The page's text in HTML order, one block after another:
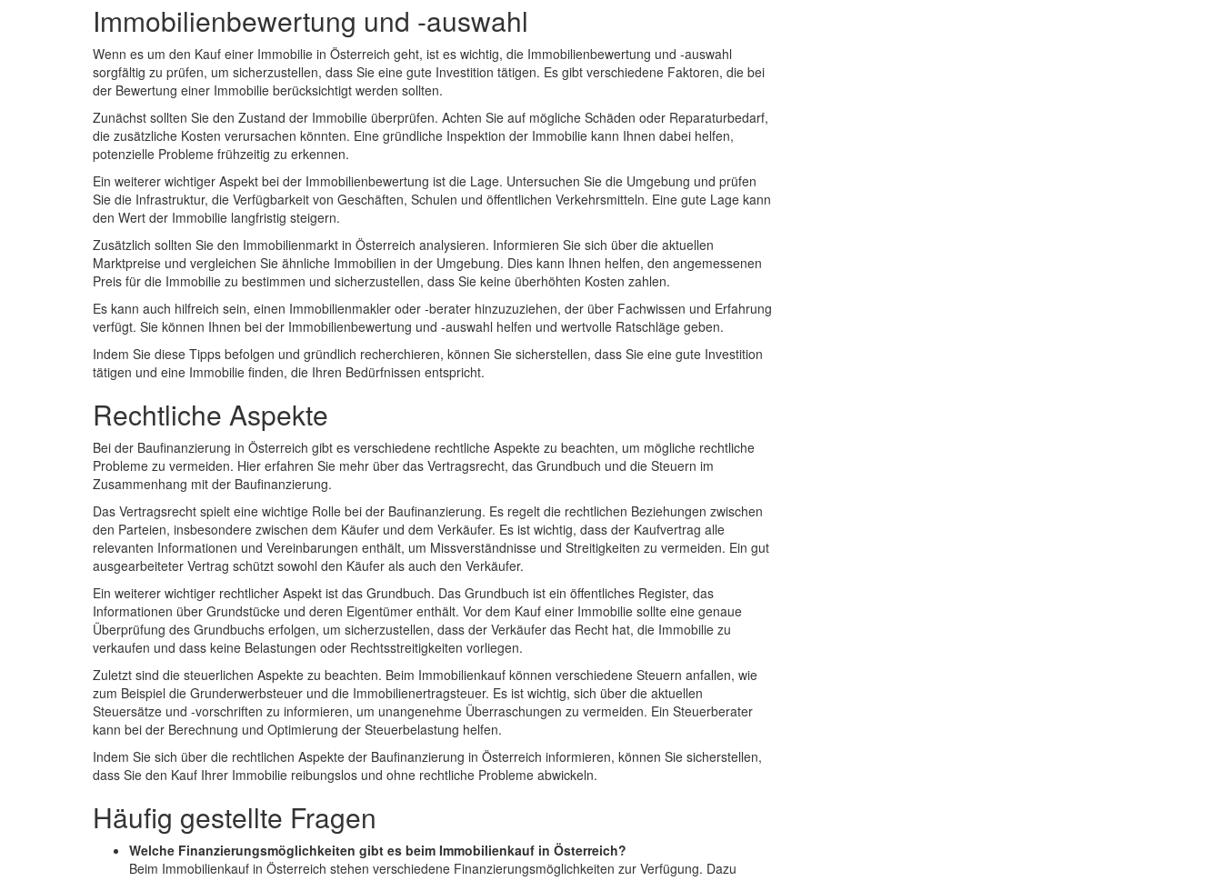
Immobilienbewertung und -auswahl
Wenn es um den Kauf einer Immobilie in Österreich geht, ist es wichtig, die Immobilienbewertung und -auswahl
sorgfältig zu prüfen, um sicherzustellen, dass Sie eine gute Investition tätigen. Es gibt verschiedene Faktoren, die bei
der Bewertung einer Immobilie berücksichtigt werden sollten.
Zunächst sollten Sie den Zustand der Immobilie überprüfen. Achten Sie auf mögliche Schäden oder Reparaturbedarf,
die zusätzliche Kosten verursachen könnten. Eine gründliche Inspektion der Immobilie kann Ihnen dabei helfen,
potenzielle Probleme frühzeitig zu erkennen.
Ein weiterer wichtiger Aspekt bei der Immobilienbewertung ist die Lage. Untersuchen Sie die Umgebung und prüfen
Sie die Infrastruktur, die Verfügbarkeit von Geschäften, Schulen und öffentlichen Verkehrsmitteln. Eine gute Lage kann
den Wert der Immobilie langfristig steigern.
Zusätzlich sollten Sie den Immobilienmarkt in Österreich analysieren. Informieren Sie sich über die aktuellen
Marktpreise und vergleichen Sie ähnliche Immobilien in der Umgebung. Dies kann Ihnen helfen, den angemessenen
Preis für die Immobilie zu bestimmen und sicherzustellen, dass Sie keine überhöhten Kosten zahlen.
Es kann auch hilfreich sein, einen Immobilienmakler oder -berater hinzuzuziehen, der über Fachwissen und Erfahrung
verfügt. Sie können Ihnen bei der Immobilienbewertung und -auswahl helfen und wertvolle Ratschläge geben.
Indem Sie diese Tipps befolgen und gründlich recherchieren, können Sie sicherstellen, dass Sie eine gute Investition
tätigen und eine Immobilie finden, die Ihren Bedürfnissen entspricht.
Rechtliche Aspekte
Bei der Baufinanzierung in Österreich gibt es verschiedene rechtliche Aspekte zu beachten, um mögliche rechtliche
Probleme zu vermeiden. Hier erfahren Sie mehr über das Vertragsrecht, das Grundbuch und die Steuern im
Zusammenhang mit der Baufinanzierung.
Das Vertragsrecht spielt eine wichtige Rolle bei der Baufinanzierung. Es regelt die rechtlichen Beziehungen zwischen
den Parteien, insbesondere zwischen dem Käufer und dem Verkäufer. Es ist wichtig, dass der Kaufvertrag alle
relevanten Informationen und Vereinbarungen enthält, um Missverständnisse und Streitigkeiten zu vermeiden. Ein gut
ausgearbeiteter Vertrag schützt sowohl den Käufer als auch den Verkäufer.
Ein weiterer wichtiger rechtlicher Aspekt ist das Grundbuch. Das Grundbuch ist ein öffentliches Register, das
Informationen über Grundstücke und deren Eigentümer enthält. Vor dem Kauf einer Immobilie sollte eine genaue
Überprüfung des Grundbuchs erfolgen, um sicherzustellen, dass der Verkäufer das Recht hat, die Immobilie zu
verkaufen und dass keine Belastungen oder Rechtsstreitigkeiten vorliegen.
Zuletzt sind die steuerlichen Aspekte zu beachten. Beim Immobilienkauf können verschiedene Steuern anfallen, wie
zum Beispiel die Grunderwerbsteuer und die Immobilienertragsteuer. Es ist wichtig, sich über die aktuellen
Steuersätze und -vorschriften zu informieren, um unangenehme Überraschungen zu vermeiden. Ein Steuerberater
kann bei der Berechnung und Optimierung der Steuerbelastung helfen.
Indem Sie sich über die rechtlichen Aspekte der Baufinanzierung in Österreich informieren, können Sie sicherstellen,
dass Sie den Kauf Ihrer Immobilie reibungslos und ohne rechtliche Probleme abwickeln.
Häufig gestellte Fragen
Welche Finanzierungsmöglichkeiten gibt es beim Immobilienkauf in Österreich?
Beim Immobilienkauf in Österreich stehen verschiedene Finanzierungsmöglichkeiten zur Verfügung. Dazu